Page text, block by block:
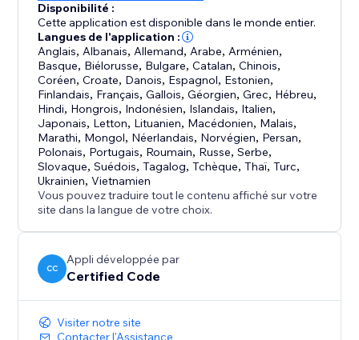
Disponibilité :
Cette application est disponible dans le monde entier.
Langues de l'application :
Anglais, Albanais, Allemand, Arabe, Arménien,
Basque, Biélorusse, Bulgare,Catalan,Chinois,
Coréen,Croate, Danois, Espagnol, Estonien,
Finlandais, Français,Gallois,Géorgien,Grec, Hébreu,
Hindi, Hongrois, Indonésien, Islandais, Italien,
Japonais, Letton, Lituanien, Macédonien, Malais,
Marathi, Mongol, Néerlandais, Norvégien, Persan,
Polonais, Portugais, Roumain, Russe,Serbe,
Slovaque,Suédois,Tagalog,Tchèque,Thaï,Turc,
Ukrainien,Vietnamien
Vous pouvez traduire tout le contenu affiché sur votre
site dans la langue de votre choix.
CC
Appli développée par
Certified Code
Visiter notre site
Contacter l'Assistance